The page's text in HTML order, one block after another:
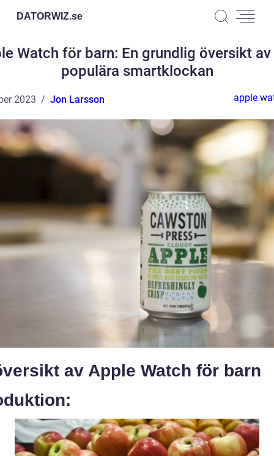
DATORWIZ.se
Watch för barn: En grundlig översikt av
populära smartklockan
2023 Jon Larsson apple
av Apple Watch för barn